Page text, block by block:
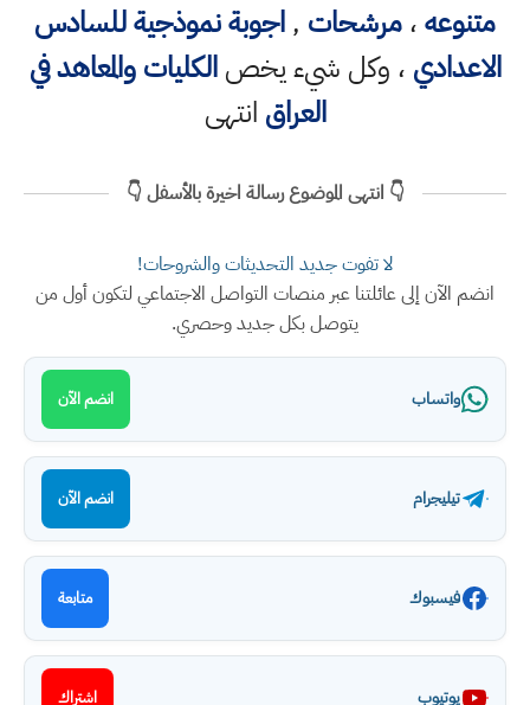
متنوعه،مرشحات ,اجوبة نموذجية للسادس
الاعدادي ، وكل شيء يخصالكليات والمعاهد في
العراق انتهى
👇 انتهى الموضوع رسالة اخيرة بالأسفل 👇
لا تفوت جديد التحديثات والشروحات!
انضم الآن إلى عائلتنا عبر منصات التواصل الاجتماعي لتكون أول من
يتوصل بكل جديد وحصري.
واتساب انضم الآن
تيليجرام انضم الآن
فيسبوك متابعة
يوتيوب اشتراك